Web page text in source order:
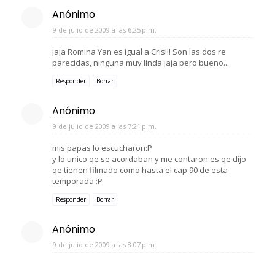
Anónimo
9 de julio de 2009 a las 6:25 p.m.
jaja Romina Yan es igual a Cris!!! Son las dos re
parecidas, ninguna muy linda jaja pero bueno...
Responder Borrar
Anónimo
9 de julio de 2009 a las 7:21 p.m.
mis papas lo escucharon:P
y lo unico qe se acordaban y me contaron es qe dijo
qe tienen filmado como hasta el cap 90 de esta
temporada :P
Responder Borrar
Anónimo
9 de julio de 2009 a las 8:07 p.m.